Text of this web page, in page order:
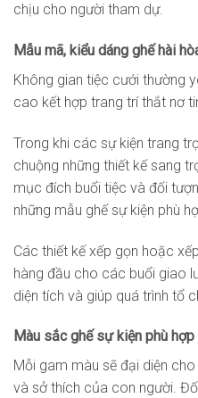
chịu cho người tham dự.
Mẫu mã, kiểu dáng ghế hài
Không gian tiệc cưới thường
cao kết hợp trang trí thắt nơ
Trong khi các sự kiện trang
chuộng những thiết kế sang
mục đích buổi tiệc và đối
những mẫu ghế sự kiện phù
Các thiết kế xếp gọn hoặc
hàng đầu cho các buổi giao
diện tích và giúp quá trình tổ
Màu sắc ghế sự kiện phù
Mỗi gam màu sẽ đại diện
và sở thích của con người.